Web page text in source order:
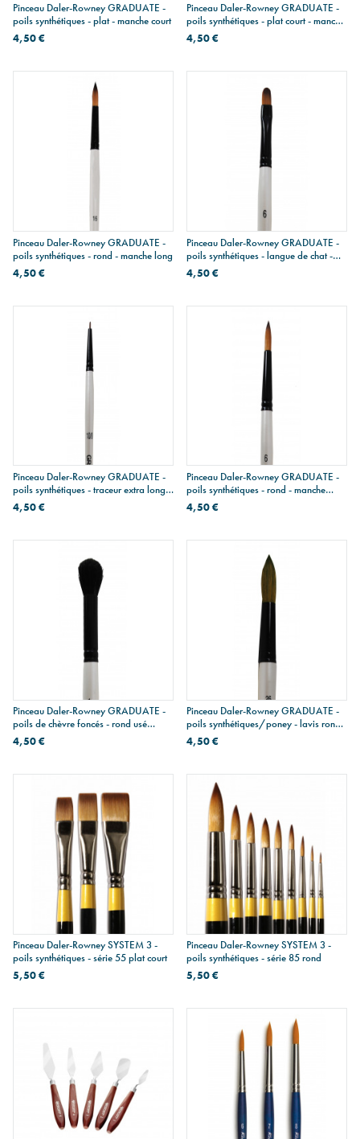
Pinceau Daler-Rowney GRADUATE -
poils synthétiques - plat - manche court
4,50 €
Pinceau Daler-Rowney GRADUATE -
poils synthétiques - plat court - manche
long
4,50 €
Pinceau Daler-Rowney GRADUATE -
poils synthétiques - rond - manche long
4,50 €
Pinceau Daler-Rowney GRADUATE -
poils synthétiques - langue de chat -
manche court
4,50 €
Pinceau Daler-Rowney GRADUATE -
poils synthétiques - traceur extra long -
manche court
4,50 €
Pinceau Daler-Rowney GRADUATE -
poils synthétiques - rond - manche
court
4,50 €
Pinceau Daler-Rowney GRADUATE -
poils de chèvre foncés - rond usé
bombé - manche court
4,50 €
Pinceau Daler-Rowney GRADUATE -
poils synthétiques/poney - lavis rond -
manche court
4,50 €
Pinceau Daler-Rowney SYSTEM 3 -
poils synthétiques - série 55 plat court
5,50 €
Pinceau Daler-Rowney SYSTEM 3 -
poils synthétiques - série 85 rond
5,50 €